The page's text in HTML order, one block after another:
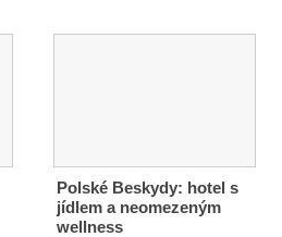
Polské Beskydy: hotel s
jídlem a neomezeným
wellness